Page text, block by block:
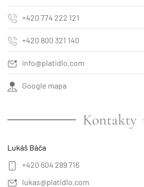
+420 774 222 121
+420 800 321 140
info@platidlo.com
Google mapa
Kontakty
Lukáš Báča
+420 604 289 716
lukas@platidlo.com